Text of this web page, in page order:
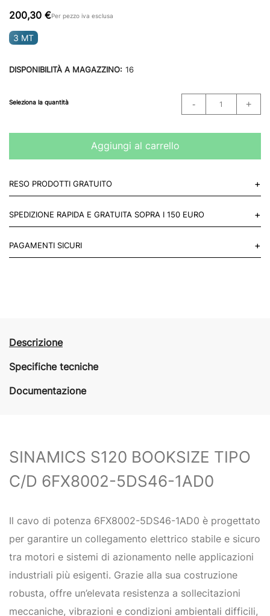
200,30 €Per pezzo iva esclusa
3 MT
DISPONIBILITÀ A MAGAZZINO: 16
Seleziona la quantità
Aggiungi al carrello
RESO PRODOTTI GRATUITO +
Mettiti in contatto con noi
SPEDIZIONE RAPIDA E GRATUITA SOPRA I 150 EURO +
del mondo.
PAGAMENTI SICURI +
Descrizione
Specifiche tecniche
Documentazione
SINAMICS S120 BOOKSIZE TIPO
C/D 6FX8002-5DS46-1AD0
Il cavo di potenza 6FX8002-5DS46-1AD0 è progettato
per garantire un collegamento elettrico stabile e sicuro
tra motori e sistemi di azionamento nelle applicazioni
industriali più esigenti. Grazie alla sua costruzione
robusta, offre un’elevata resistenza a sollecitazioni
meccaniche, vibrazioni e condizioni ambientali difficili,